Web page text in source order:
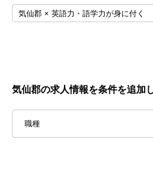
気仙郡 × 英語力・語学力が身に付く
気仙郡の求人情報を条件を追加
職種